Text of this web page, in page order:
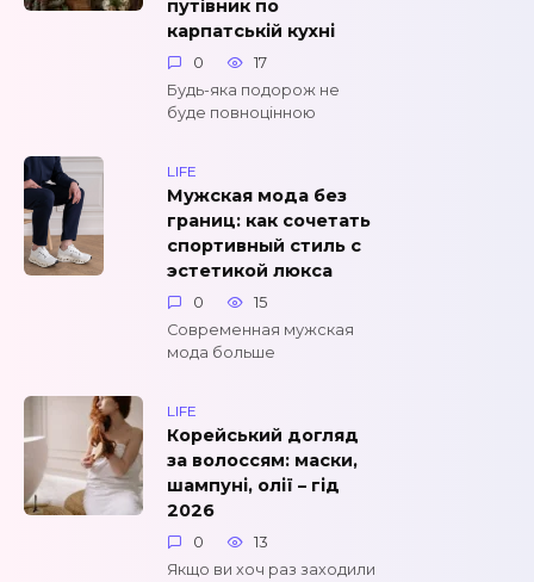
путівник по
карпатській кухні
0
17
Будь-яка подорож не
буде повноцінною
LIFE
Мужская мода без
границ: как сочетать
спортивный стиль с
эстетикой люкса
0
15
Современная мужская
мода больше
LIFE
Корейський догляд
за волоссям: маски,
шампуні, олії – гід
2026
0
13
Якщо ви хоч раз заходили